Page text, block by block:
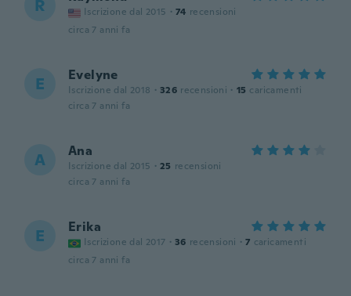
R Iscrizione dal 2015 · 74 recensioni
circa 7 anni fa
E Evelyne
Iscrizione dal 2018 · 326 recensioni · 15 caricamenti
circa 7 anni fa
A Ana
Iscrizione dal 2015 · 25 recensioni
circa 7 anni fa
E Erika
Iscrizione dal 2017 · 36 recensioni · 7 caricamenti
circa 7 anni fa